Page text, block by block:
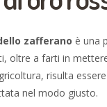
zafferano è una
oltre a farti in
risulta essere
nel modo giusto.